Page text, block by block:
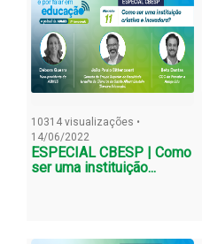
10314 visualizações •
14/06/2022
ESPECIAL CBESP | Como
ser uma instituição...